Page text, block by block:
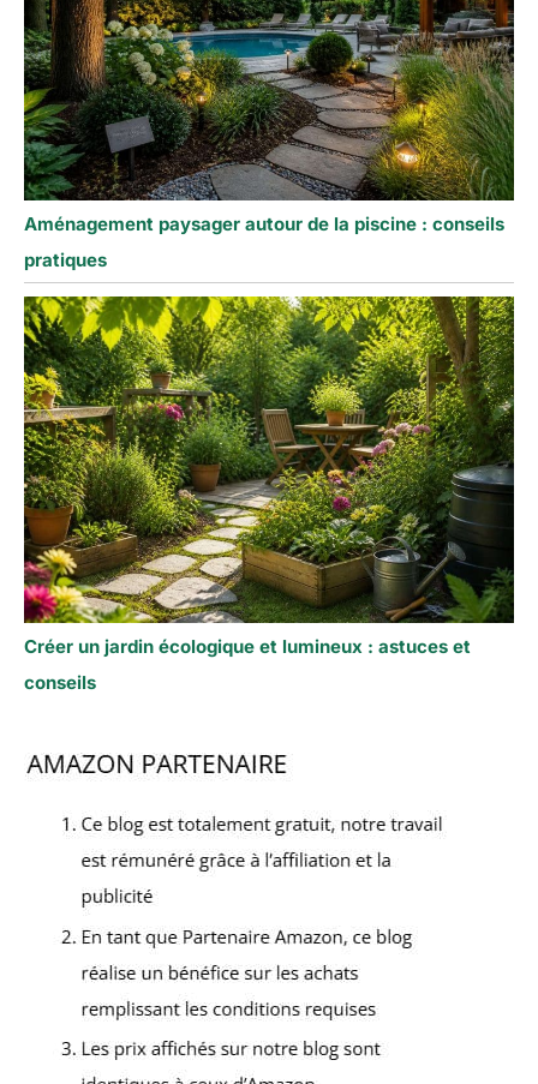
Aménagement paysager autour de la piscine : conseils
pratiques
Créer un jardin écologique et lumineux : astuces et
conseils